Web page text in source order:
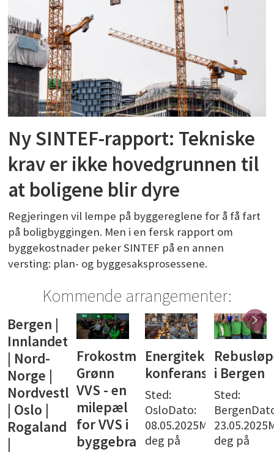
Ny SINTEF-rapport: Tekniske
krav er ikke hovedgrunnen til
at boligene blir dyre
Regjeringen vil lempe på byggereglene for å få fart
på boligbyggingen. Men i en fersk rapport om
byggekostnader peker SINTEF på en annen
versting: plan- og byggesaksprosessene.
Kommende arrangementer:
Frokostmøte:
Grønn
VVS - en
milepæl
for VVS i
byggebransjen
Energiteknisk
konferanse
Sted:
OsloDato:
08.05.2025Meld
deg på
Rebusløpet
i Bergen
Sted:
BergenDato:
23.05.2025Meld
deg på
Båttur
med
NemiTek
Oslo
Sted:
OsloDato: